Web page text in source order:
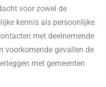
voor zowel de
kennis als persoonlijke
met deelnemende
voorkomende gevallen de
met gemeenten